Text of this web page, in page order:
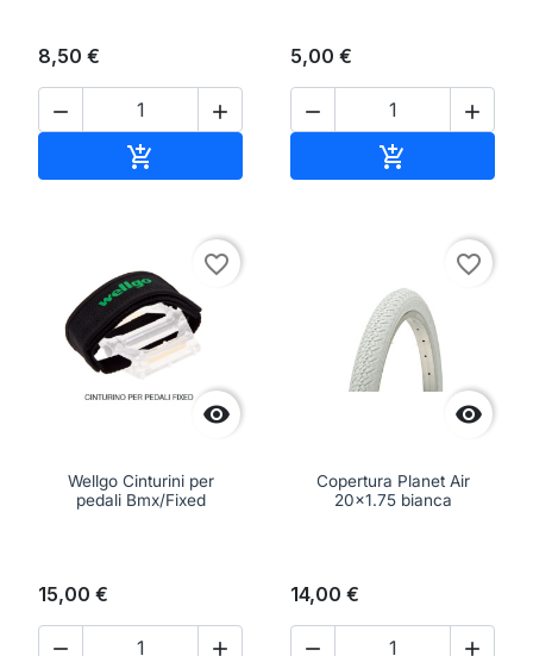
8,50 €
 

5,00 €
 


favorite_border
Wellgo Cinturini per
pedali Bmx/Fixed
15,00 €
 

favorite_border
Copertura Planet Air
20x1.75 bianca
14,00 €
 